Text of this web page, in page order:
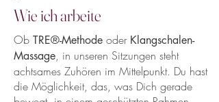
Wie ich arbeite
​​Ob TRE®-Methode oder Klangschalen-
Massage, in unseren Sitzungen steht
achtsames Zuhören im Mittelpunkt. Du hast
die Möglichkeit, das, was Dich gerade